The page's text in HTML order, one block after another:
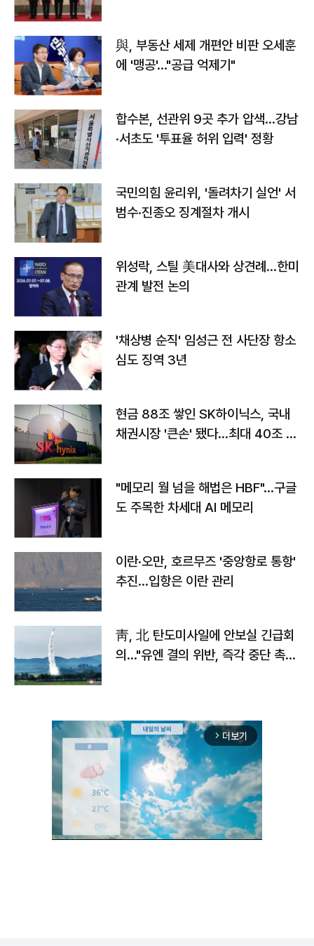
與, 부동산 세제 개편안 비판 오세훈
에 '맹공'…"공급 억제기"
합수본, 선관위 9곳 추가 압색…강남
·서초도 '투표율 허위 입력' 정황
국민의힘 윤리위, '돌려차기 실언' 서
범수·진종오 징계절차 개시
위성락, 스틸 美대사와 상견례…한미
관계 발전 논의
'채상병 순직' 임성근 전 사단장 항소
심도 징역 3년
현금 88조 쌓인 SK하이닉스, 국내
채권시장 '큰손' 됐다…최대 40조 투
"메모리 월 넘을 해법은 HBF"…구글
도 주목한 차세대 AI 메모리
이란·오만, 호르무즈 '중앙항로 통항'
추진…입항은 이란 관리
靑, 北 탄도미사일에 안보실 긴급회
의…"유엔 결의 위반, 즉각 중단 촉
arrow_forward_ios 더보기